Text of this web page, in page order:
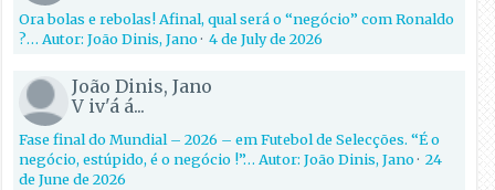
Ora bolas e rebolas! Afinal, qual será o “negócio” com Ronaldo
?… Autor: João Dinis, Jano·4 de July de 2026
João Dinis, Jano
V iv'á á...
Fase final do Mundial – 2026 – em Futebol de Selecções. “É o
negócio, estúpido, é o negócio !”… Autor: João Dinis, Jano·24
de June de 2026